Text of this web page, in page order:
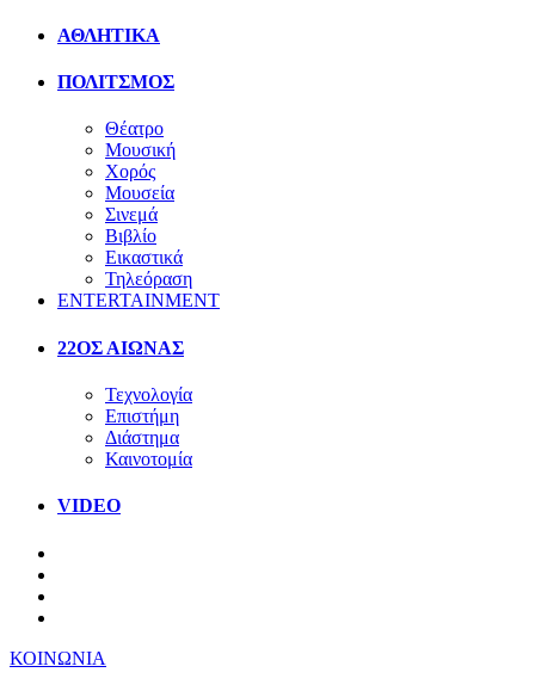
ΑΘΛΗΤΙΚΑ
ΠΟΛΙΤΣΜΟΣ
Θέατρο
Μουσική
Χορός
Μουσεία
Σινεμά
Βιβλίο
Εικαστικά
Τηλεόραση
ENTERTAINMENT
22ΟΣ ΑΙΩΝΑΣ
Τεχνολογία
Επιστήμη
Διάστημα
Καινοτομία
VIDEO
ΚΟΙΝΩΝΙΑ